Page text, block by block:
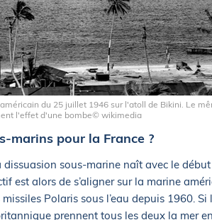
du 25 juillet 1946 sur l'atoll de Bikini. Le
l'effet d'une bombe© wikimedia
marins pour la France ?
dissuasion sous-marine naît avec le
est alors de s’aligner sur la marine
Polaris sous l’eau depuis 1960. Si
prennent tous les deux la mer